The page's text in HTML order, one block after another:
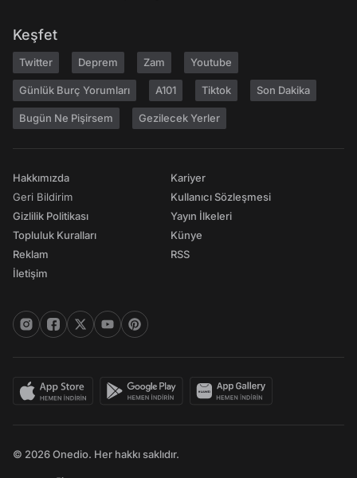
Keşfet
Twitter Deprem Zam Youtube
Günlük Burç Yorumları A101 Tiktok Son Dakika
Bugün Ne Pişirsem Gezilecek Yerler
Hakkımızda
Geri Bildirim
Gizlilik Politikası
Topluluk Kuralları
Reklam
İletişim
Kariyer
Kullanıcı Sözleşmesi
Yayın İlkeleri
Künye
RSS
© 2026 Onedio. Her hakkı saklıdır.